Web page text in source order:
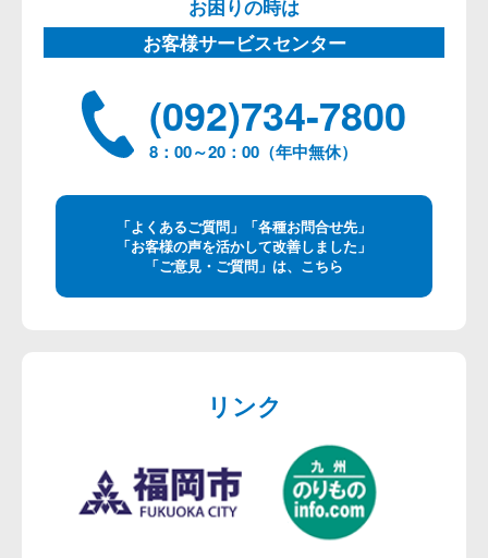
お困りの時は
お客様サービスセンター
(092)734-7800
8：00～20：00（年中無休）
「よくあるご質問」「各種お問合せ先」
「お客様の声を活かして改善しました」
「ご意見・ご質問」は、こちら
リンク